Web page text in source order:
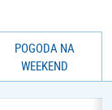
POGODA NA
WEEKEND